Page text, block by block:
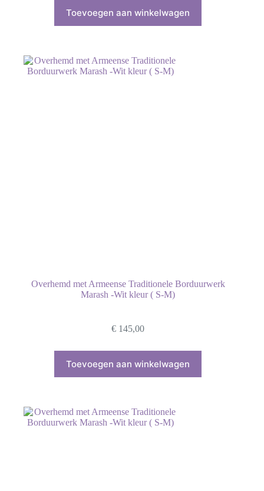
Toevoegen aan winkelwagen
Overhemd met Armeense Traditionele Borduurwerk
Marash -Wit kleur ( S-M)
€ 145,00
Toevoegen aan winkelwagen